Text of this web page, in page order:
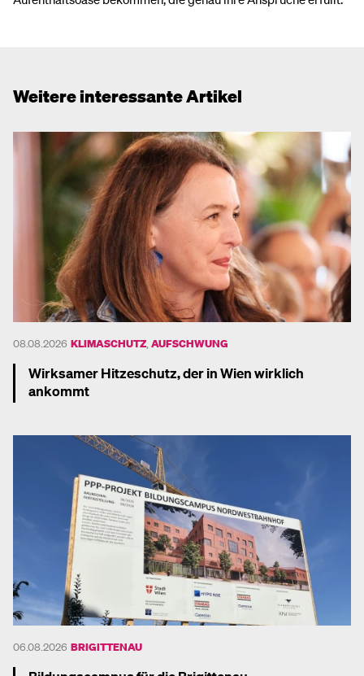
Weitere interessante Artikel
08.08.2026 KLIMASCHUTZ AUFSCHWUNG
Wirksamer Hitzeschutz, der in Wien wirklich
ankommt
06.08.2026 BRIGITTENAU